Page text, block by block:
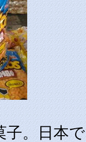
子。日本